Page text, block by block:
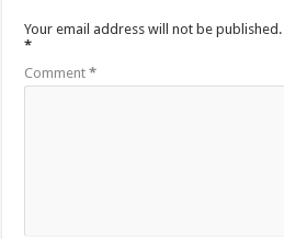
Your email address will not be published.
*
Comment*